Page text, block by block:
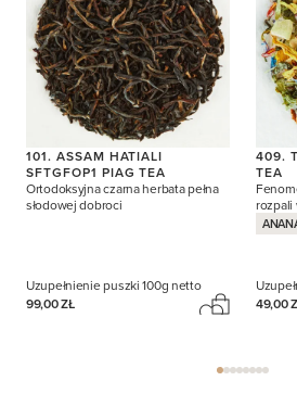
101. ASSAM HATIALI
SFTGFOP1 PIAG TEA
Ortodoksyjna czarna herbata pełna
słodowej dobroci
Uzupełnienie puszki100g netto
99,00 ZŁ
409.
TEA
rozpali
49,00